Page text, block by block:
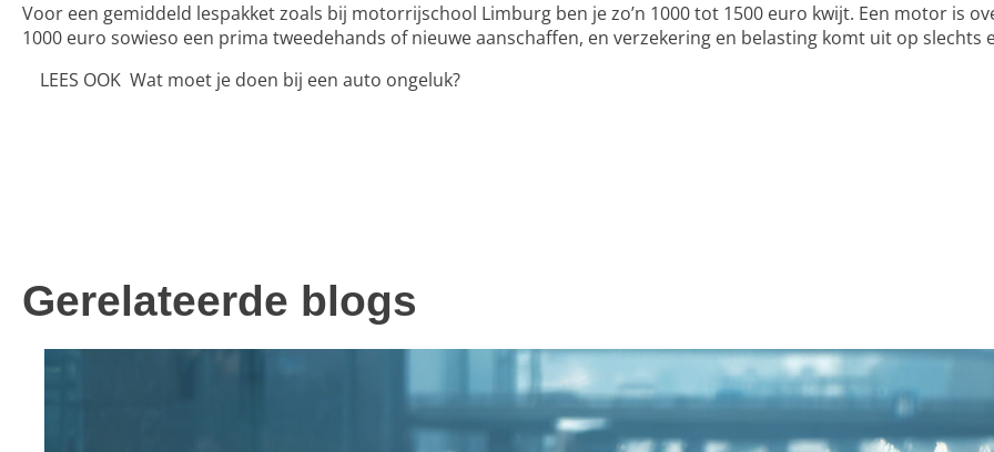
Voor een gemiddeld lespakket zoals bij motorrijschool Limburg ben je zo’n 1000 tot 1500 euro kwijt. Een motor is
1000 euro sowieso een prima tweedehands of nieuwe aanschaffen, en verzekering en belasting komt uit op slechts
LEES OOK Wat moet je doen bij een auto ongeluk?
Gerelateerde blogs